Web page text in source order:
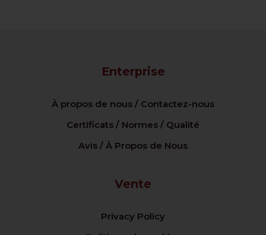
Enterprise
À propos de nous / Contactez-nous
Certificats / Normes / Qualité
Avis / À Propos de Nous
Vente
Privacy Policy